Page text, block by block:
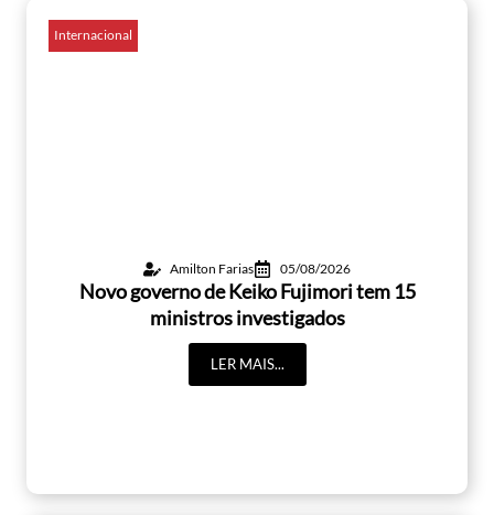
Internacional
Amilton Farias 05/08/2026
Novo governo de Keiko Fujimori tem 15
ministros investigados
LER MAIS...